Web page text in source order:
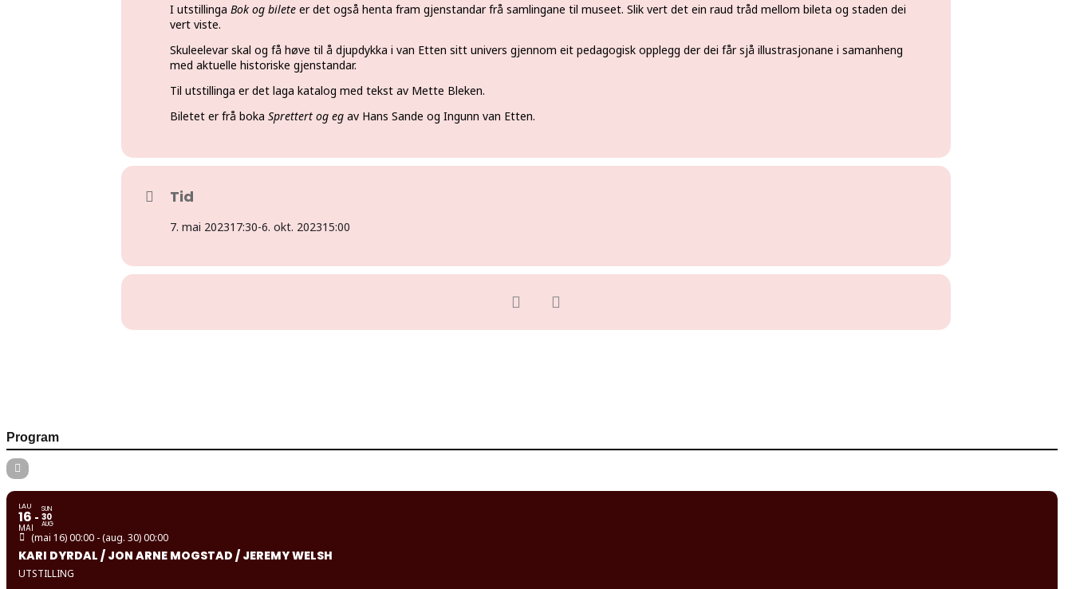
I utstillinga Bok og bilete er det også henta fram gjenstandar frå samlingane til museet. Slik vert det ein raud tråd mellom bileta og staden dei
vert viste.
Skuleelevar skal og få høve til å djupdykka i van Etten sitt univers gjennom eit pedagogisk opplegg der dei får sjå illustrasjonane i samanheng
med aktuelle historiske gjenstandar.
Til utstillinga er det laga katalog med tekst av Mette Bleken.
Biletet er frå boka Sprettert og eg av Hans Sande og Ingunn van Etten.
Tid
7. mai 202317:30-6. okt. 202315:00
Program
LAU
16
MAI
SUN
30
AUG
(mai 16) 00:00 - (aug. 30) 00:00
KARI DYRDAL / JON ARNE MOGSTAD / JEREMY WELSH
UTSTILLING